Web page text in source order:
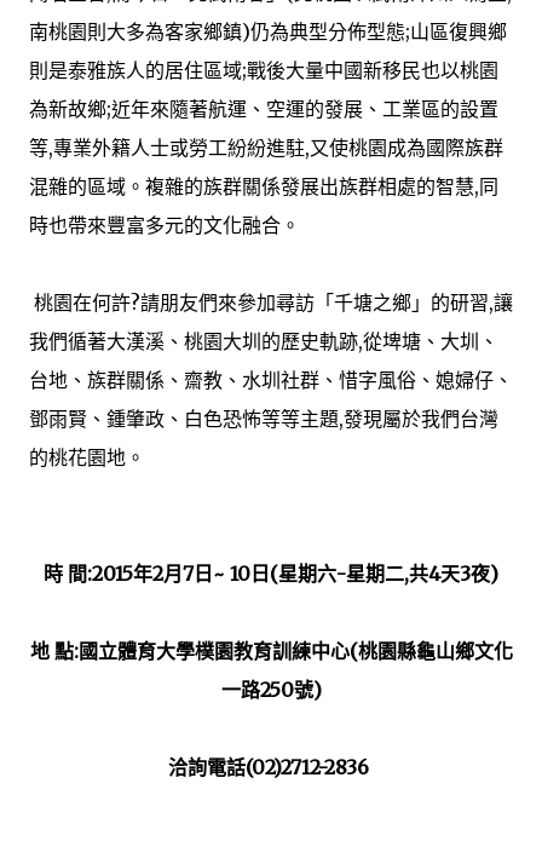
南桃園則大多為客家鄉鎮)仍為典型分佈型態;山區復興鄉
則是泰雅族人的居住區域;戰後大量中國新移民也以桃園
為新故鄉;近年來隨著航運、空運的發展、工業區的設置
等,專業外籍人士或勞工紛紛進駐,又使桃園成為國際族群
混雜的區域。複雜的族群關係發展出族群相處的智慧,同
時也帶來豐富多元的文化融合。
桃園在何許?請朋友們來參加尋訪「千塘之鄉」的研習,讓
我們循著大漢溪、桃園大圳的歷史軌跡,從埤塘、大圳、
台地、族群關係、齋教、水圳社群、惜字風俗、媳婦仔、
鄧雨賢、鍾肇政、白色恐怖等等主題,發現屬於我們台灣
的桃花園地。
時 間:2015年2月7日~ 10日(星期六-星期二,共4天3夜)
地 點:國立體育大學樸園教育訓練中心(桃園縣龜山鄉文化
一路250號)
洽詢電話(02)2712-2836